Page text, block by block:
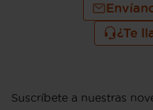
¿Te
Suscríbete a nuestras